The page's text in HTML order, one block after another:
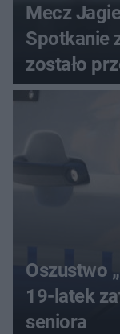
Mecz
Spotkanie
zostało
Oszustwo
19-latek
seniora